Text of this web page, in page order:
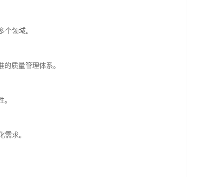
领域。
质量管理体系。
求。